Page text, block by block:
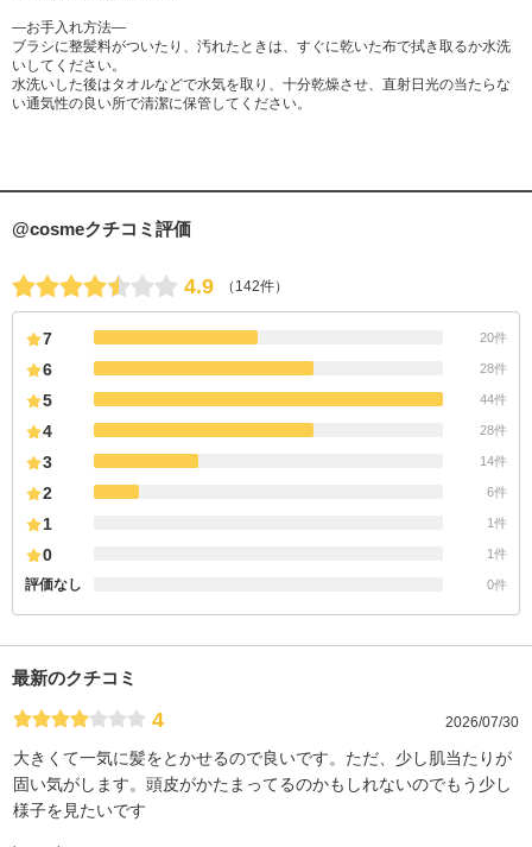
―お手入れ方法―
ブラシに整髪料がついたり、汚れたときは、すぐに乾いた布で拭き取るか水洗
いしてください。
水洗いした後はタオルなどで水気を取り、十分乾燥させ、直射日光の当たらな
い通気性の良い所で清潔に保管してください。
@cosmeクチコミ評価
4.9 （142件）
7 20件
6 28件
5 44件
4 28件
3 14件
2 6件
1 1件
0 1件
評価なし 0件
最新のクチコミ
4 2026/07/30
大きくて一気に髪をとかせるので良いです。ただ、少し肌当たりが
固い気がします。頭皮がかたまってるのかもしれないのでもう少し
様子を見たいです